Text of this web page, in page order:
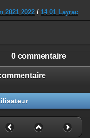
2021 2022 / 14 01 Layrac
0 commentaire